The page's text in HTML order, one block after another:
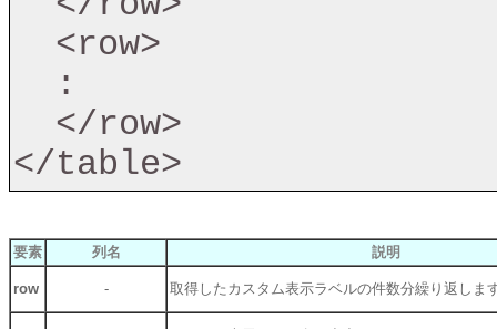
</table>
要素 列名 説明
row - 取得したカスタム表示ラベルの件数分繰り返しま